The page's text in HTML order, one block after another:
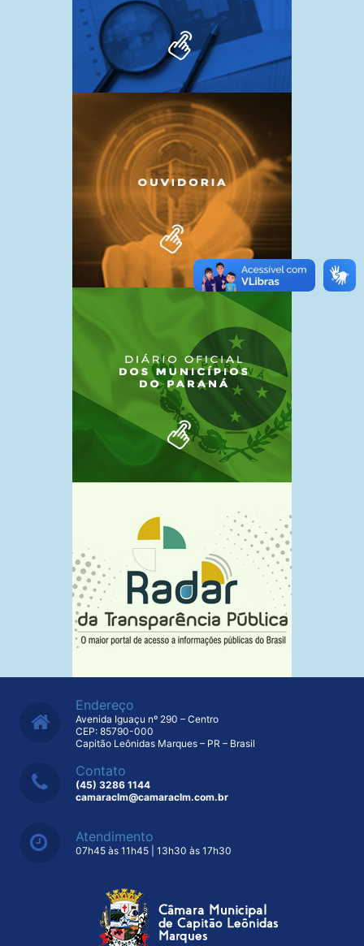
Endereço
Avenida Iguaçu nº 290 – Centro
CEP: 85790-000
Capitão Leônidas Marques – PR – Brasil
Contato
(45) 3286 1144
camaraclm@camaraclm.com.br
Atendimento
07h45 às 11h45 | 13h30 às 17h30